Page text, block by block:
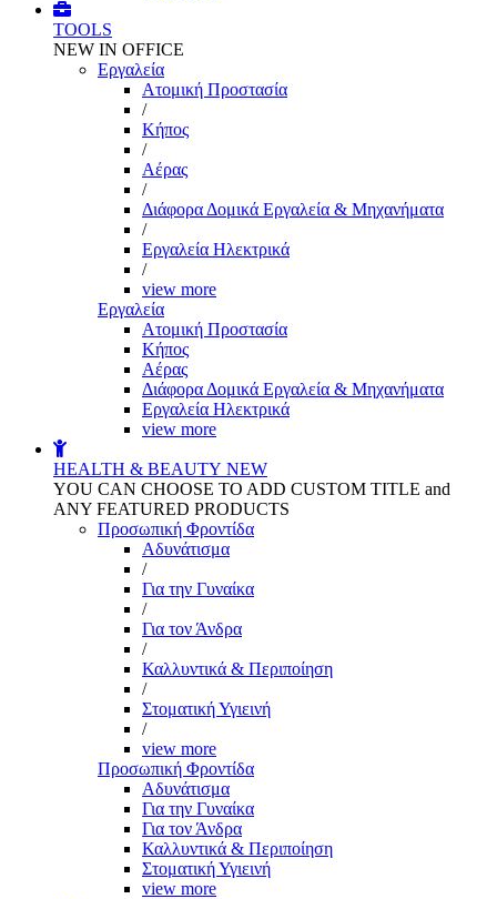
TOOLS
NEW IN OFFICE
Εργαλεία
Aτομική Προστασία
/
Kήπος
/
Αέρας
/
Διάφορα Δομικά Εργαλεία & Μηχανήματα
/
Εργαλεία Ηλεκτρικά
/
view more
Εργαλεία
Aτομική Προστασία
Kήπος
Αέρας
Διάφορα Δομικά Εργαλεία & Μηχανήματα
Εργαλεία Ηλεκτρικά
view more
HEALTH & BEAUTY NEW
YOU CAN CHOOSE TO ADD CUSTOM TITLE and
ANY FEATURED PRODUCTS
Προσωπική Φροντίδα
Αδυνάτισμα
/
Για την Γυναίκα
/
Για τον Άνδρα
/
Καλλυντικά & Περιποίηση
/
Στοματική Υγιεινή
/
view more
Προσωπική Φροντίδα
Αδυνάτισμα
Για την Γυναίκα
Για τον Άνδρα
Καλλυντικά & Περιποίηση
Στοματική Υγιεινή
view more